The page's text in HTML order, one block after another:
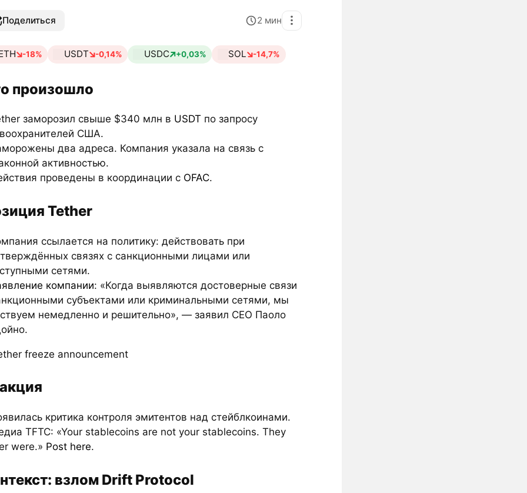
Поделиться 2 мин
-18% USDT -0,14% USDC +0,03% SOL -14,7%
произошло
заморозил свыше $340 млн в USDT по запросу
США.
два адреса. Компания указала на связь с
активностью.
проведены в координации с OFAC.
Tether
ссылается на политику: действовать при
связях с санкционными лицами или
сетями.
компании: «Когда выявляются достоверные связи
субъектами или криминальными сетями, мы
немедленно и решительно», — заявил CEO Паоло
критика контроля эмитентов над стейблкоинами.
TFTC: «Your stablecoins are not your stablecoins. They
were.» Post here.
взлом Drift Protocol